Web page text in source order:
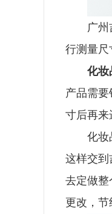
广
行测量尺
化妆
产品需
寸后再来
化妆
这样交到
去定做整
更改，节